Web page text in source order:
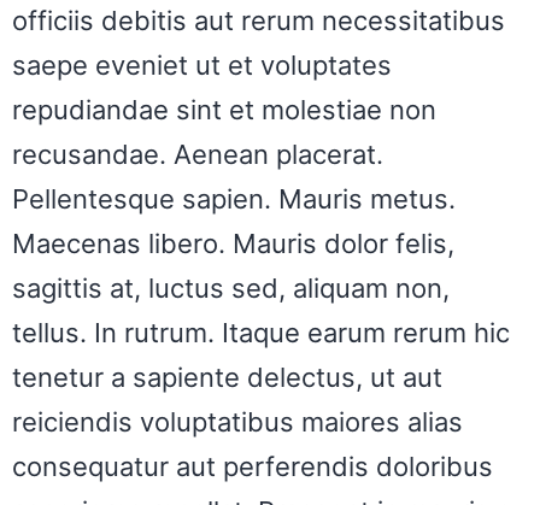
officiis debitis aut rerum necessitatibus
saepe eveniet ut et voluptates
repudiandae sint et molestiae non
recusandae. Aenean placerat.
Pellentesque sapien. Mauris metus.
Maecenas libero. Mauris dolor felis,
sagittis at, luctus sed, aliquam non,
tellus. In rutrum. Itaque earum rerum hic
tenetur a sapiente delectus, ut aut
reiciendis voluptatibus maiores alias
consequatur aut perferendis doloribus